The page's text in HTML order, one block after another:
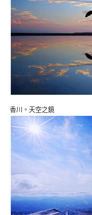
香川。天空之鏡